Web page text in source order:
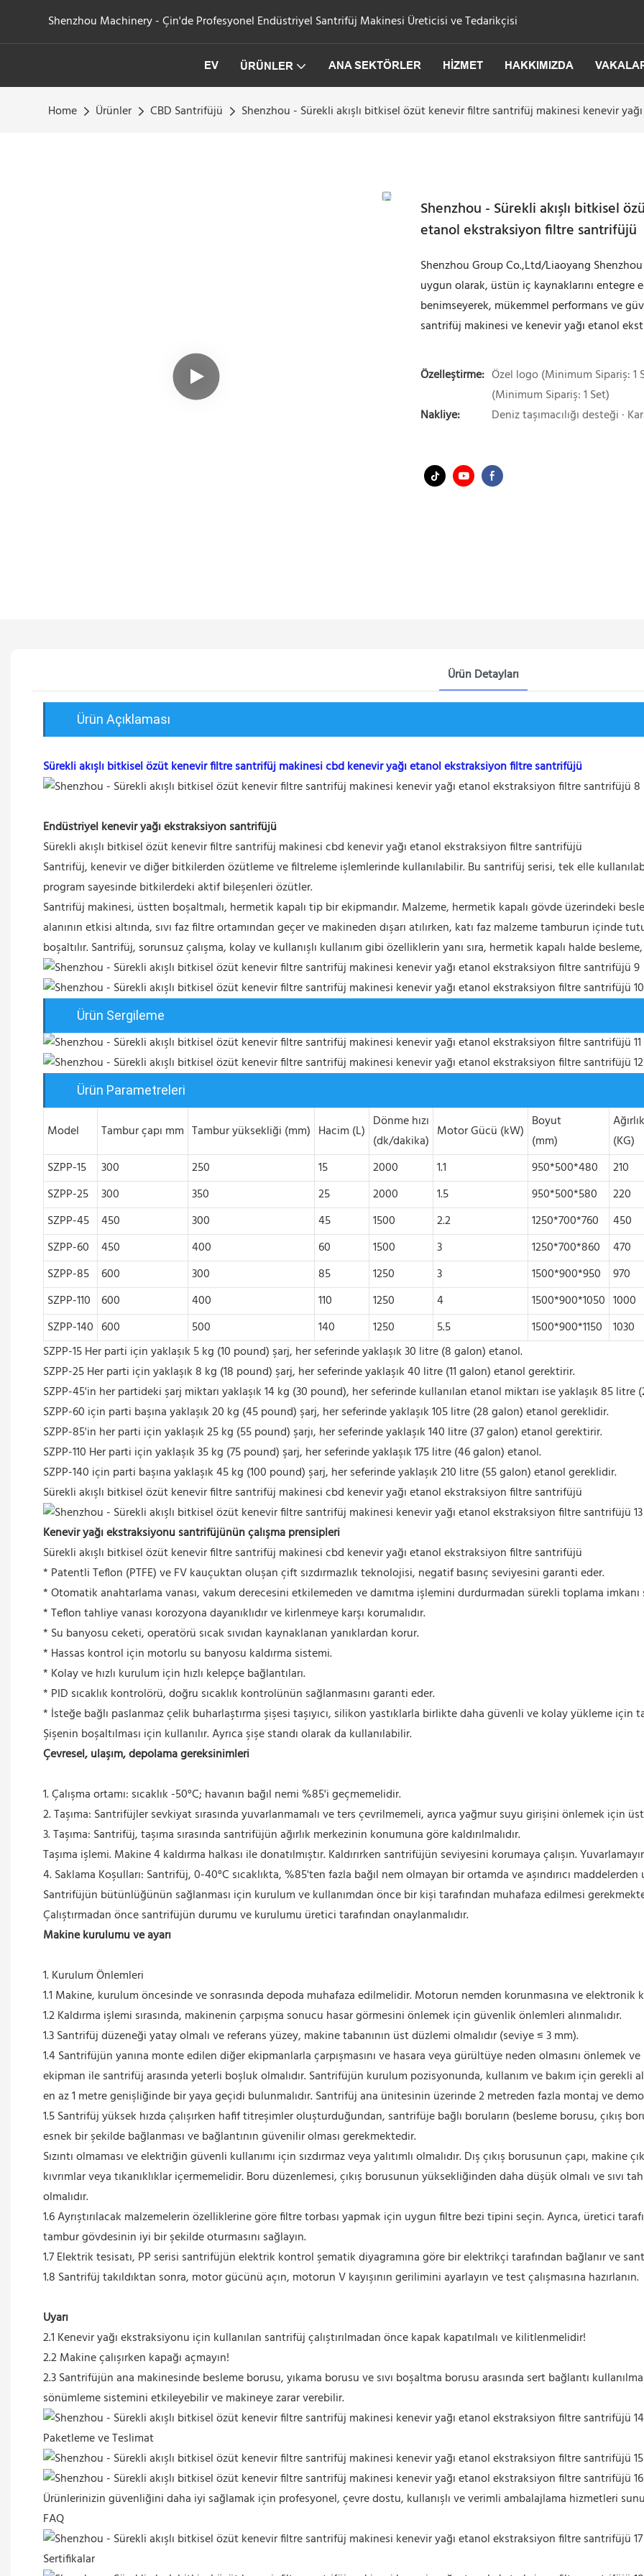
Shenzhou Machinery - Çin'de Profesyonel Endüstriyel Santrifüj Makinesi Üreticisi ve Tedarikçisi
EV ÜRÜNLER ANA SEKTÖRLER HIZMET HAKKIMIZDA
Home Ürünler CBD Santrifüjü Shenzhou - Sürekli akışlı bitkisel özüt kenevir filtre santrifüj makinesi kenevir
Shenzhou - Sürekli akışlı bitkisel
etanol ekstraksiyon filtre santrifüjü
Shenzhou Group Co.,Ltd/Liaoyang
uygun olarak, üstün iç kaynaklarını
benimseyerek, mükemmel performans ve
santrifüj makinesi ve kenevir yağı etanol
Özelleştirme: Özel logo (Minimum Sipariş: 1
(Minimum Sipariş: 1 Set)
Nakliye:
Deniz taşımacılığı desteği ·
Ürün Detayları
Ürün Açıklaması
Sürekli akışlı bitkisel özüt kenevir filtre santrifüj makinesi cbd kenevir yağı etanol ekstraksiyon filtre santrifüjü
Endüstriyel kenevir yağı ekstraksiyon santrifüjü
Sürekli akışlı bitkisel özüt kenevir filtre santrifüj makinesi cbd kenevir yağı etanol ekstraksiyon filtre santrifüjü
Santrifüj, kenevir ve diğer bitkilerden özütleme ve filtreleme işlemlerinde kullanılabilir. Bu santrifüj serisi, tek elle
program sayesinde bitkilerdeki aktif bileşenleri özütler.
Santrifüj makinesi, üstten boşaltmalı, hermetik kapalı tip bir ekipmandır. Malzeme, hermetik kapalı gövde üzerindeki
alanının etkisi altında, sıvı faz filtre ortamından geçer ve makineden dışarı atılırken, katı faz malzeme tamburun
boşaltılır. Santrifüj, sorunsuz çalışma, kolay ve kullanışlı kullanım gibi özelliklerin yanı sıra, hermetik kapalı halde
Ürün Sergileme
Ürün Parametreleri
Model Tambur çapı mm Tambur yüksekliği (mm) Hacim (L)
Dönme hızı
(dk/dakika)
Motor Gücü (kW)
Boyut
(mm)
Ağırlık
(KG)
SZPP-15
300 250 15 2000 1.1 950*500*480
210
SZPP-25
300 350 25 2000 1.5 950*500*580
220
SZPP-45
450 300 45 1500 2.2 1250*700*760
450
SZPP-60
450 400 60 1500 3 1250*700*860
470
SZPP-85
600 300 85 1250 3 1500*900*950
970
SZPP-110
600 400 110 1250 4 1500*900*1050 1000
SZPP-140 600 500 140 1250 5.5 1500*900*1150
1030
SZPP-15 Her parti için yaklaşık 5 kg (10 pound) şarj, her seferinde yaklaşık 30 litre (8 galon) etanol.
SZPP-25 Her parti için yaklaşık 8 kg (18 pound) şarj, her seferinde yaklaşık 40 litre (11 galon) etanol gerektirir.
SZPP-45'in her partideki şarj miktarı yaklaşık 14 kg (30 pound), her seferinde kullanılan etanol miktarı ise yaklaşık 85 litre
SZPP-60 için parti başına yaklaşık 20 kg (45 pound) şarj, her seferinde yaklaşık 105 litre (28 galon) etanol gereklidir.
SZPP-85'in her parti için yaklaşık 25 kg (55 pound) şarjı, her seferinde yaklaşık 140 litre (37 galon) etanol gerektirir.
SZPP-110 Her parti için yaklaşık 35 kg (75 pound) şarj, her seferinde yaklaşık 175 litre (46 galon) etanol.
SZPP-140 için parti başına yaklaşık 45 kg (100 pound) şarj, her seferinde yaklaşık 210 litre (55 galon) etanol gereklidir.
Sürekli akışlı bitkisel özüt kenevir filtre santrifüj makinesi cbd kenevir yağı etanol ekstraksiyon filtre santrifüjü
Kenevir yağı ekstraksiyonu santrifüjünün çalışma prensipleri
Sürekli akışlı bitkisel özüt kenevir filtre santrifüj makinesi cbd kenevir yağı etanol ekstraksiyon filtre santrifüjü
* Patentli Teflon (PTFE) ve FV kauçuktan oluşan çift sızdırmazlık teknolojisi, negatif basınç seviyesini garanti eder.
* Otomatik anahtarlama vanası, vakum derecesini etkilemeden ve damıtma işlemini durdurmadan sürekli toplama imkanı
* Teflon tahliye vanası korozyona dayanıklıdır ve kirlenmeye karşı korumalıdır.
* Su banyosu ceketi, operatörü sıcak sıvıdan kaynaklanan yanıklardan korur.
* Hassas kontrol için motorlu su banyosu kaldırma sistemi.
* Kolay ve hızlı kurulum için hızlı kelepçe bağlantıları.
* PID sıcaklık kontrolörü, doğru sıcaklık kontrolünün sağlanmasını garanti eder.
* İsteğe bağlı paslanmaz çelik buharlaştırma şişesi taşıyıcı, silikon yastıklarla birlikte daha güvenli ve kolay yükleme için
Şişenin boşaltılması için kullanılır. Ayrıca şişe standı olarak da kullanılabilir.
Çevresel, ulaşım, depolama gereksinimleri
1. Çalışma ortamı: sıcaklık -50°C; havanın bağıl nemi %85'i geçmemelidir.
2. Taşıma: Santrifüjler sevkiyat sırasında yuvarlanmamalı ve ters çevrilmemeli, ayrıca yağmur suyu girişini önlemek için
3. Taşıma: Santrifüj, taşıma sırasında santrifüjün ağırlık merkezinin konumuna göre kaldırılmalıdır.
Taşıma işlemi. Makine 4 kaldırma halkası ile donatılmıştır. Kaldırırken santrifüjün seviyesini korumaya çalışın.
4. Saklama Koşulları: Santrifüj, 0-40°C sıcaklıkta, %85'ten fazla bağıl nem olmayan bir ortamda ve aşındırıcı
Santrifüjün bütünlüğünün sağlanması için kurulum ve kullanımdan önce bir kişi tarafından muhafaza edilmesi
Çalıştırmadan önce santrifüjün durumu ve kurulumu üretici tarafından onaylanmalıdır.
Makine kurulumu ve ayarı
1. Kurulum Önlemleri
1.1 Makine, kurulum öncesinde ve sonrasında depoda muhafaza edilmelidir. Motorun nemden korunmasına ve
1.2 Kaldırma işlemi sırasında, makinenin çarpışma sonucu hasar görmesini önlemek için güvenlik önlemleri alınmalıdır.
1.3 Santrifüj düzeneği yatay olmalı ve referans yüzey, makine tabanının üst düzlemi olmalıdır (seviye ≤ 3 mm).
1.4 Santrifüjün yanına monte edilen diğer ekipmanlarla çarpışmasını ve hasara veya gürültüye neden olmasını önlemek
ekipman ile santrifüj arasında yeterli boşluk olmalıdır. Santrifüjün kurulum pozisyonunda, kullanım ve bakım için gerekli
en az 1 metre genişliğinde bir yaya geçidi bulunmalıdır. Santrifüj ana ünitesinin üzerinde 2 metreden fazla montaj ve
1.5 Santrifüj yüksek hızda çalışırken hafif titreşimler oluşturduğundan, santrifüje bağlı boruların (besleme borusu, çıkış
esnek bir şekilde bağlanması ve bağlantının güvenilir olması gerekmektedir.
Sızıntı olmaması ve elektriğin güvenli kullanımı için sızdırmaz veya yalıtımlı olmalıdır. Dış çıkış borusunun çapı,
kıvrımlar veya tıkanıklıklar içermemelidir. Boru düzenlemesi, çıkış borusunun yüksekliğinden daha düşük olmalı ve sıvı
olmalıdır.
1.6 Ayrıştırılacak malzemelerin özelliklerine göre filtre torbası yapmak için uygun filtre bezi tipini seçin. Ayrıca, üretici
tambur gövdesinin iyi bir şekilde oturmasını sağlayın.
1.7 Elektrik tesisatı, PP serisi santrifüjün elektrik kontrol şematik diyagramına göre bir elektrikçi tarafından bağlanır ve
1.8 Santrifüj takıldıktan sonra, motor gücünü açın, motorun V kayışının gerilimini ayarlayın ve test çalışmasına hazırlanın.
Uyarı
2.1 Kenevir yağı ekstraksiyonu için kullanılan santrifüj çalıştırılmadan önce kapak kapatılmalı ve kilitlenmelidir!
2.2 Makine çalışırken kapağı açmayın!
2.3 Santrifüjün ana makinesinde besleme borusu, yıkama borusu ve sıvı boşaltma borusu arasında sert bağlantı
sönümleme sistemini etkileyebilir ve makineye zarar verebilir.
Paketleme ve Teslimat
Ürünlerinizin güvenliğini daha iyi sağlamak için profesyonel, çevre dostu, kullanışlı ve verimli ambalajlama hizmetleri
FAQ
Sertifikalar